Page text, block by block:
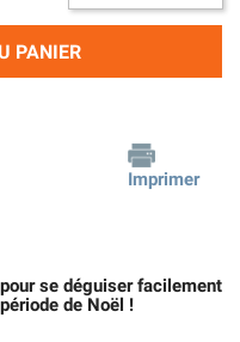
PANIER
Imprimer
se déguiser facilement
de Noël !